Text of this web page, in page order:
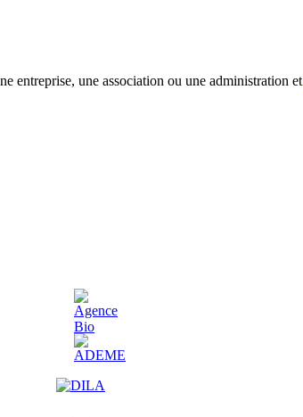
entreprise, une association ou une administration et